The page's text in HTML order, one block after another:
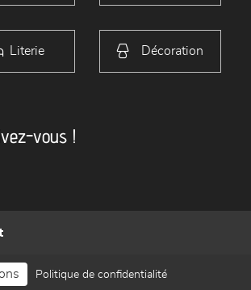
Literie Décoration
vous !
Politique de confidentialité